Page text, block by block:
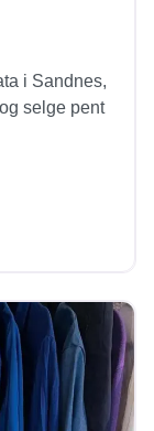
i Sandnes,
selge pent